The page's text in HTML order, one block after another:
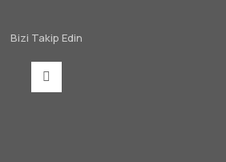
Bizi Takip Edin